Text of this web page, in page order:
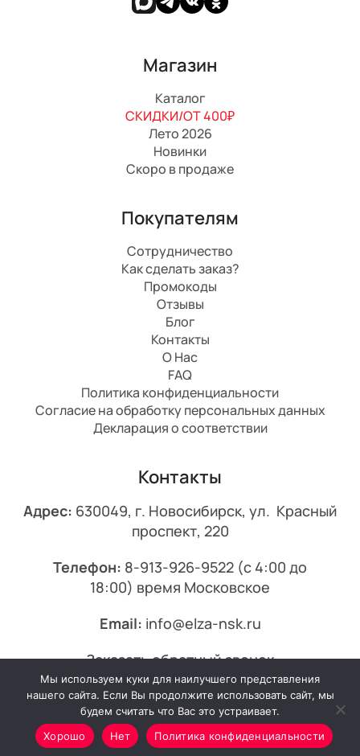
Магазин
Каталог
СКИДКИ/ОТ 400₽
Лето 2026
Новинки
Скоро в продаже
Покупателям
Сотрудничество
Как сделать заказ?
Промокоды
Отзывы
Блог
Контакты
О Нас
FAQ
Политика конфиденциальности
Согласие на обработку персональных данных
Декларация о соответствии
Контакты
Адрес: 630049, г. Новосибирск, ул. Красный
проспект, 220
Телефон: 8-913-926-9522 (с 4:00 до
18:00) время Московское
Email: info@elza-nsk.ru
Заказать обратный звонок
© 2013-2026 Эльза.
Мы используем куки для наилучшего представления
нашего сайта. Если Вы продолжите использовать сайт, мы
будем считать что Вас это устраивает.
Хорошо
Нет Политика конфиденциальности
Минимальный заказ от 7000₽